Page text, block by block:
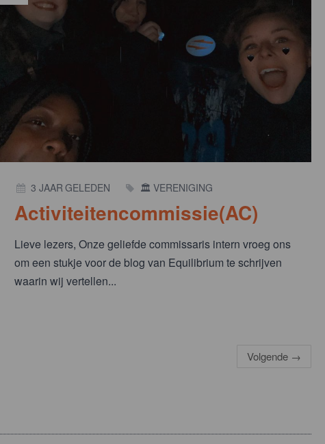
Activiteitencommissie(AC)
3 JAAR GELEDEN 🏛️ VERENIGING
Lieve lezers, Onze geliefde commissaris intern vroeg ons
om een stukje voor de blog van Equilibrium te schrijven
waarin wij vertellen...
Volgende →